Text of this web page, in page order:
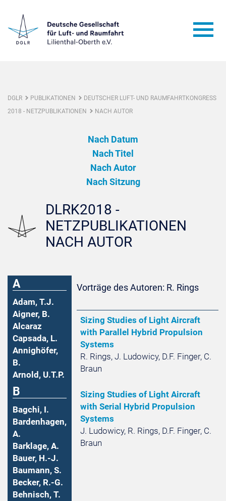
DGLR PUBLIKATIONEN
DEUTSCHER LUFT- UND RAUMFAHRTKONGRESS
2018 - NETZPUBLIKATIONEN
NACH AUTOR
Nach Datum
Nach Titel
Nach Autor
Nach Sitzung
DLRK2018 -
NETZPUBLIKATIONEN
NACH AUTOR
A
Adam, T.J.
Aigner, B.
Alcaraz
Capsada, L.
Annighöfer,
B.
Arnold, U.T.P.
B
Bagchi, I.
Bardenhagen,
A.
Barklage, A.
Bauer, H.-J.
Baumann, S.
Becker, R.-G.
Behnisch, T.
Vorträge des Autoren: R. Rings
Sizing Studies of Light Aircraft
with Parallel Hybrid Propulsion
Systems
R. Rings, J. Ludowicy, D.F. Finger, C.
Braun
Sizing Studies of Light Aircraft
with Serial Hybrid Propulsion
Systems
J. Ludowicy, R. Rings, D.F. Finger, C.
Braun